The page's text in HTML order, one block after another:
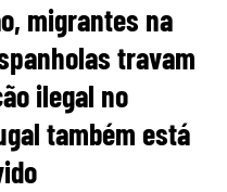
migrantes na
travam
ilegal no
também está